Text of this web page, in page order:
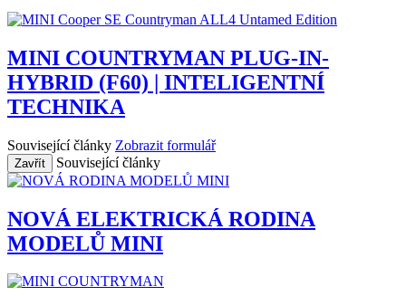
MINI COUNTRYMAN PLUG-IN-
HYBRID (F60) | INTELIGENTNÍ
TECHNIKA
Související články Zobrazit formulář
Zavřít Související články
NOVÁ ELEKTRICKÁ RODINA
MODELŮ MINI